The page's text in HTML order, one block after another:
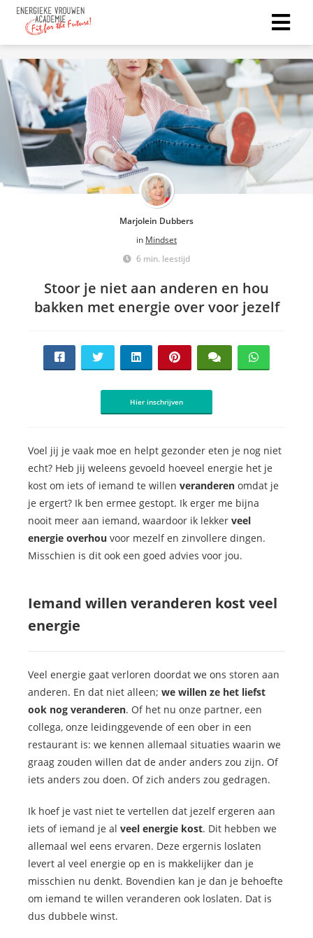
Marjolein Dubbers
in Mindset
6 min. leestijd
Stoor je niet aan anderen en hou
bakken met energie over voor jezelf
Hier inschrijven
Voel jij je vaak moe en helpt gezonder eten je nog niet
echt? Heb jij weleens gevoeld hoeveel energie het je
kost om iets of iemand te willen veranderen omdat je
je ergert? Ik ben ermee gestopt. Ik erger me bijna
nooit meer aan iemand, waardoor ik lekker veel
energie overhou voor mezelf en zinvollere dingen.
Misschien is dit ook een goed advies voor jou.
Iemand willen veranderen kost veel
energie
Veel energie gaat verloren doordat we ons storen aan
anderen. En dat niet alleen; we willen ze het liefst
ook nog veranderen. Of het nu onze partner, een
collega, onze leidinggevende of een ober in een
restaurant is: we kennen allemaal situaties waarin we
graag zouden willen dat de ander anders zou zijn. Of
iets anders zou doen. Of zich anders zou gedragen.
Ik hoef je vast niet te vertellen dat jezelf ergeren aan
iets of iemand je al veel energie kost. Dit hebben we
allemaal wel eens ervaren. Deze ergernis loslaten
levert al veel energie op en is makkelijker dan je
misschien nu denkt. Bovendien kan je dan je behoefte
om iemand te willen veranderen ook loslaten. Dat is
dus dubbele winst.